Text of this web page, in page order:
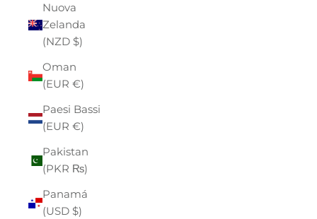
Nuova
Zelanda
(NZD $)
Oman
(EUR €)
Paesi Bassi
(EUR €)
Pakistan
(PKR ₨)
Panamá
(USD $)